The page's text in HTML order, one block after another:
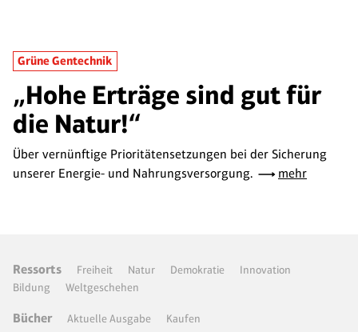
Grüne Gentechnik
„Hohe Erträge sind gut für
die Natur!“
Über vernünftige Prioritätensetzungen bei der Sicherung
unserer Energie- und Nahrungsversorgung.
mehr
Ressorts Freiheit Natur Demokratie
Innovation
Bildung
Weltgeschehen
Bücher Aktuelle Ausgabe Kaufen